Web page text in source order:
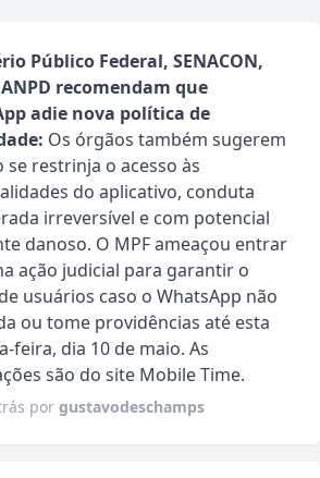
Público Federal, SENACON,
ANPD recomendam que
adie nova política de
Os órgãos também sugerem
se restrinja o acesso às
do aplicativo, conduta
irreversível e com potencial
danoso. O MPF ameaçou entrar
ação judicial para garantir o
usuários caso o WhatsApp não
ou tome providências até esta
feira, dia 10 de maio. As
são do site Mobile Time.
por gustavodeschamps